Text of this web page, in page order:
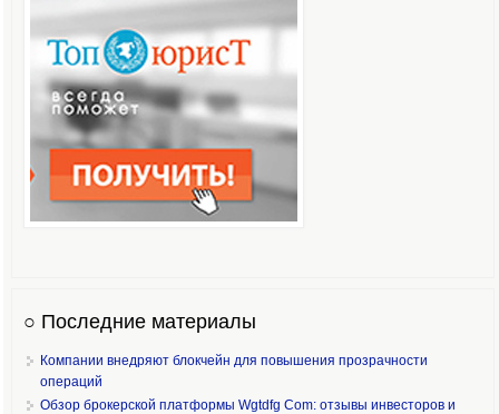
○ Последние материалы
Компании внедряют блокчейн для повышения прозрачности
операций
Обзор брокерской платформы Wgtdfg Com: отзывы инвесторов и